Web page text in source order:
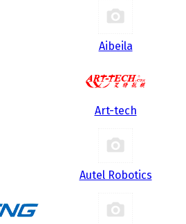
Aibeila
Art-tech
Autel Robotics